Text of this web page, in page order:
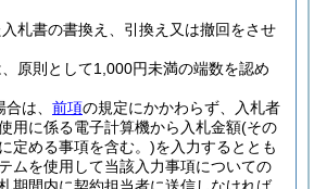
札書の書換え、引換え又は撤回をさせ
原則として1,000円未満の端数を認め
は、 前項の規定にかかわらず、入札者
用に係る電子計算機から入札金額(その
定める事項を含む。)を入力するととも
ムを使用して当該入力事項についての